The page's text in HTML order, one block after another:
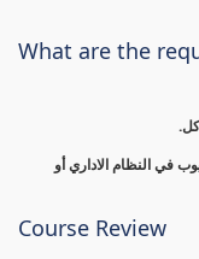
What are the
في النظام الاداري أو
Course Review